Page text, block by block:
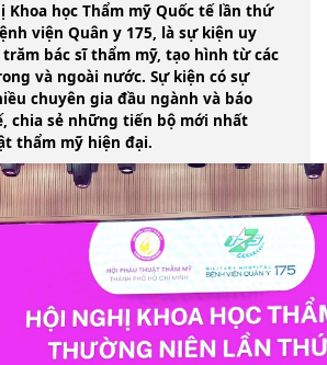
Khoa học Thẩm mỹ Quốc tế lần thứ
viện Quân y 175, là sự kiện uy
bác sĩ thẩm mỹ, tạo hình từ các
và ngoài nước. Sự kiện có sự
chuyên gia đầu ngành và báo
chia sẻ những tiến bộ mới nhất
thẩm mỹ hiện đại.